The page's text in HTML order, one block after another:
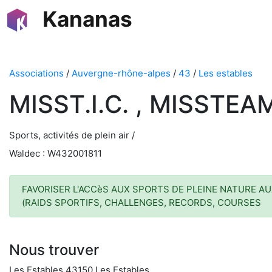
Kananas
Associations / Auvergne-rhône-alpes / 43 / Les estables
MISST.I.C. ,
Sports, activités de plein air /
Waldec : W432001811
FAVORISER L'ACCèS AUX SPORTS DE PLEINE NATURE
(RAIDS SPORTIFS, CHALLENGES, RECORDS, COURSES
Nous trouver